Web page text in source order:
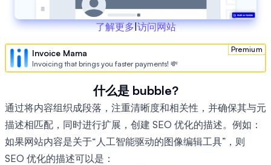
了解更多|访问网站
Premium
Invoice Mama
Invoicing that brings you faster payments! 💸
什么是 bubble?
通过将内容组织成段落，注重清晰度和相关性，并确保其与元
描述相匹配，同时进行扩展，创建 SEO 优化的描述。例如：
如果网站内容是关于“人工智能驱动的图像编辑工具”，则
SEO 优化的描述可以是：